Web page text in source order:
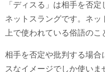
「ディスる」は相手を否
ネットスラングです。ネッ
上で使われている俗語のこ
相手を否定や批判する場合
スなイメージでしか使いま